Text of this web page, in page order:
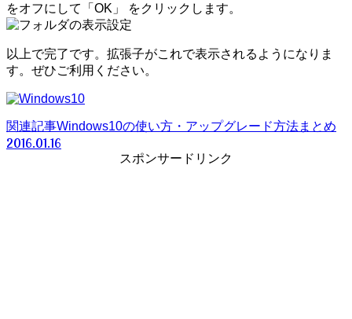
をオフにして「OK」 をクリックします。
以上で完了です。拡張子がこれで表示されるようになりま
す。ぜひご利用ください。
関連記事Windows10の使い方・アップグレード方法まとめ
2016.01.16
スポンサードリンク